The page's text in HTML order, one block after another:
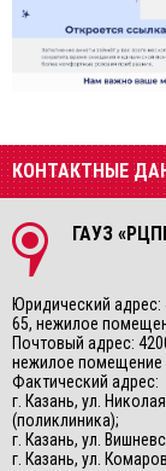
КОНТАКТНЫЕ
ГАУЗ
Юридический адрес:
65, нежилое
Почтовый адрес:
нежилое помещение
Фактический адрес:
г. Казань, ул.
(поликлиника);
г. Казань, ул.
г. Казань, ул.